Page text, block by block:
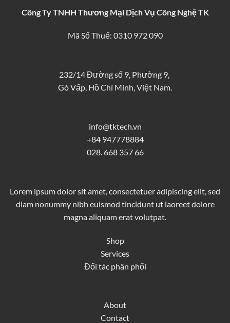
Công Ty TNHH Thương Mại Dịch Vụ Công Nghệ TK
Mã Số Thuế: 0310 972 090
232/14 Đường số 9, Phường 9,
Gò Vấp, Hồ Chí Minh, Việt Nam.
info@tktech.vn
+84 947778884
028. 668 357 66
Lorem ipsum dolor sit amet, consectetuer adipiscing elit, sed
diam nonummy nibh euismod tincidunt ut laoreet dolore
magna aliquam erat volutpat.
Shop
Services
Đối tác phân phối
About
Contact